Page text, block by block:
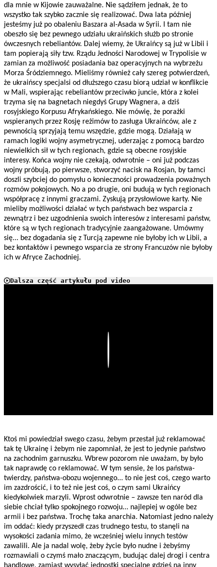
dla mnie w Kijowie zauważalne. Nie sądziłem jednak, że to
wszystko tak szybko zacznie się realizować. Dwa lata później
jesteśmy już po obaleniu Baszara al-Asada w Syrii. I tam nie
obeszło się bez pewnego udziału ukraińskich służb po stronie
ówczesnych rebeliantów. Dalej wiemy, że Ukraińcy są już w Libii i
tam popierają siły tzw. Rządu Jedności Narodowej w Trypolisie w
zamian za możliwość posiadania baz operacyjnych na wybrzeżu
Morza Śródziemnego. Mieliśmy również cały szereg potwierdzeń,
że ukraińscy specjalsi od dłuższego czasu biorą udział w konflikcie
w Mali, wspierając rebeliantów przeciwko juncie, która z kolei
trzyma się na bagnetach niegdyś Grupy Wagnera, a dziś
rosyjskiego Korpusu Afrykańskiego. Nie mówię, że porażki
wspieranych przez Rosję reżimów to zasługa Ukraińców, ale z
pewnością sprzyjają temu wszędzie, gdzie mogą. Działają w
ramach logiki wojny asymetrycznej, uderzając z pomocą bardzo
niewielkich sił w tych regionach, gdzie są obecne rosyjskie
interesy. Końca wojny nie czekają, odwrotnie – oni już podczas
wojny próbują, po pierwsze, stworzyć nacisk na Rosjan, by tamci
doszli szybciej do pomysłu o konieczności prowadzenia poważnych
rozmów pokojowych. No a po drugie, oni budują w tych regionach
współpracę z innymi graczami. Zyskują przysłowiowe karty. Nie
mieliby możliwości działać w tych państwach bez wsparcia z
zewnątrz i bez uzgodnienia swoich interesów z interesami państw,
które są w tych regionach tradycyjnie zaangażowane. Umówmy
się... bez dogadania się z Turcją zapewne nie byłoby ich w Libii, a
bez kontaktów i pewnego wsparcia ze strony Francuzów nie byłoby
ich w Afryce Zachodniej.
Dalsza część artykułu pod video
Ktoś mi powiedział swego czasu, żebym przestał już reklamować
tak tę Ukrainę i żebym nie zapomniał, że jest to jedynie państwo
na zachodnim garnuszku. Wbrew pozorom nie uważam, by było
tak naprawdę co reklamować. W tym sensie, że los państwa-
twierdzy, państwa-obozu wojennego... to nie jest coś, czego warto
im zazdrościć, i to też nie jest coś, o czym sami Ukraińcy
kiedykolwiek marzyli. Wprost odwrotnie – zawsze ten naród dla
siebie chciał tylko spokojnego rozwoju... najlepiej w ogóle bez
armii i bez państwa. Trochę taka anarchia. Natomiast jedno należy
im oddać: kiedy przyszedł czas trudnego testu, to stanęli na
wysokości zadania mimo, że wcześniej wielu innych testów
zawalili. Ale ja nadal wolę, żeby życie było nudne i żebyśmy
rozmawiali o czymś mało znaczącym, budując dalej drogi i centra